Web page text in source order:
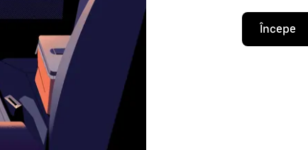
Începe